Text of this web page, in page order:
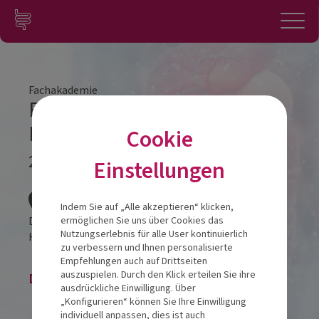
Zum Inhalt springen
Konto
Fachakademie
Fachakademie Modul 1
Hannover
25.09.2025
Double Tree by Hilton Hannover Schweizerhof
Hinüberstraße 630175Hannover
Die Veranstaltung ist beendet.
Cookie
Einstellungen
Indem Sie auf „Alle akzeptieren“ klicken,
ermöglichen Sie uns über Cookies das
Nutzungserlebnis für alle User kontinuierlich
zu verbessern und Ihnen personalisierte
Empfehlungen auch auf Drittseiten
auszuspielen. Durch den Klick erteilen Sie ihre
ausdrückliche Einwilligung. Über
„Konfigurieren“ können Sie Ihre Einwilligung
individuell anpassen, dies ist auch